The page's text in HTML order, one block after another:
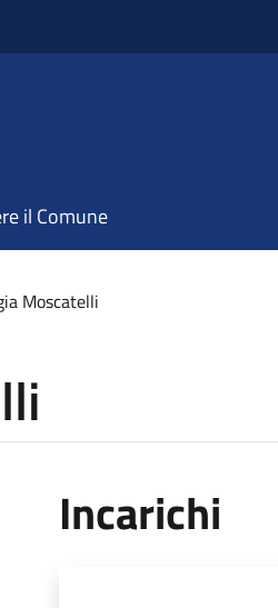
il Comune
Moscatelli
Incarichi